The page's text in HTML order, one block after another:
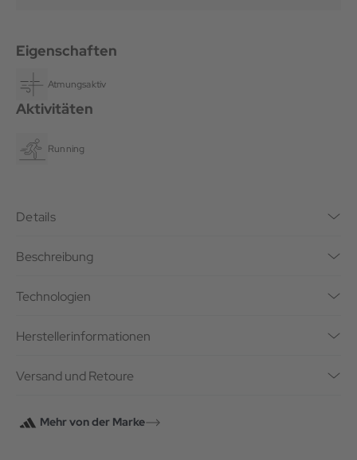
Eigenschaften
Atmungsaktiv
Aktivitäten
Running
Details
Beschreibung
Technologien
Herstellerinformationen
Versand und Retoure
Mehr von der Marke